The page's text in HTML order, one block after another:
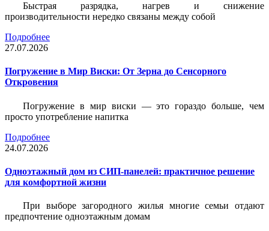
Быстрая разрядка, нагрев и снижение
производительности нередко связаны между собой
Подробнее
27.07.2026
Погружение в Мир Виски: От Зерна до Сенсорного
Откровения
Погружение в мир виски — это гораздо больше, чем
просто употребление напитка
Подробнее
24.07.2026
Одноэтажный дом из СИП-панелей: практичное решение
для комфортной жизни
При выборе загородного жилья многие семьи отдают
предпочтение одноэтажным домам